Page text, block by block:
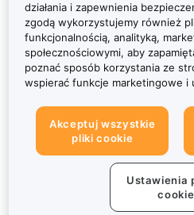
działania i zapewnienia
zgodą wykorzystujemy również
funkcjonalnością, analityką,
społecznościowymi, aby
poznać sposób korzystania ze
wspierać funkcje marketingowe i
Akceptuj wszystkie
pliki cookie
Ustawienia
cookie